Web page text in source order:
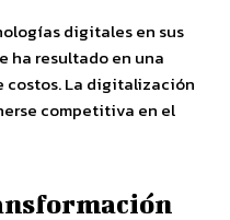
digitales en sus
ha resultado en una
costos. La digitalización
competitiva en el